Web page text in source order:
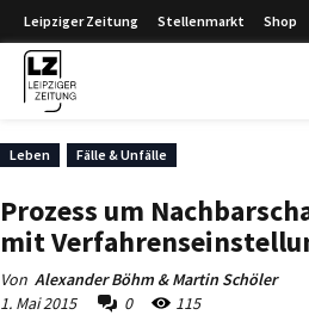
Leipziger Zeitung Stellenmarkt Shop
Leben Fälle & Unfälle
Prozess um
mit
Von Alexander Böhm & Martin Schöler
1. Mai 2015
0 115